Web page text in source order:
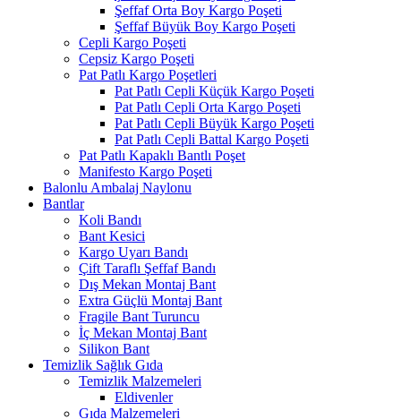
Şeffaf Orta Boy Kargo Poşeti
Şeffaf Büyük Boy Kargo Poşeti
Cepli Kargo Poşeti
Cepsiz Kargo Poşeti
Pat Patlı Kargo Poşetleri
Pat Patlı Cepli Küçük Kargo Poşeti
Pat Patlı Cepli Orta Kargo Poşeti
Pat Patlı Cepli Büyük Kargo Poşeti
Pat Patlı Cepli Battal Kargo Poşeti
Pat Patlı Kapaklı Bantlı Poşet
Manifesto Kargo Poşeti
Balonlu Ambalaj Naylonu
Bantlar
Koli Bandı
Bant Kesici
Kargo Uyarı Bandı
Çift Taraflı Şeffaf Bandı
Dış Mekan Montaj Bant
Extra Güçlü Montaj Bant
Fragile Bant Turuncu
İç Mekan Montaj Bant
Silikon Bant
Temizlik Sağlık Gıda
Temizlik Malzemeleri
Eldivenler
Gıda Malzemeleri